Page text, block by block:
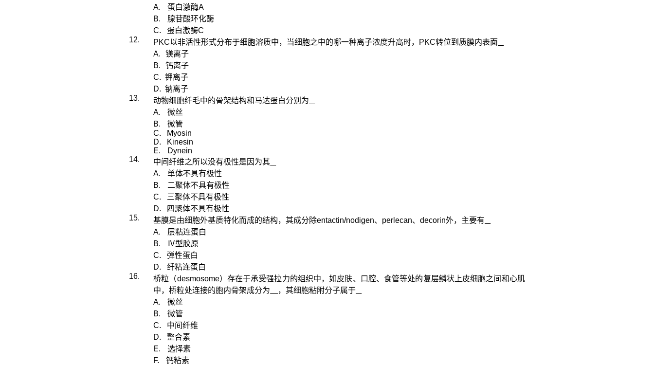
A.
蛋白激酶A
B.
腺苷酸环化酶
C.
蛋白激酶C
12.
PKC以非活性形式分布于细胞溶质中，当细胞之中的哪一种离子浓度升高时， PKC转位到质膜内表面
A.
镁离子
B.
钙离子
C. 钾离子
D. 钠离子
13.
动物细胞纤毛中的骨架结构和马达蛋白分别为
A.
微丝
B.
微管
C.
Myosin
D.
Kinesin
E.
Dynein
14.
中间纤维之所以没有极性是因为其
A.
单体不具有极性
B.
二聚体不具有极性
C.
三聚体不具有极性
D.
四聚体不具有极性
15.
基膜是由细胞外基质特化而成的结构，其成分除entactin/nodigen、 perlecan、decorin外，主要有
A.
层粘连蛋白
B.
Ⅳ型胶原
C.
弹性蛋白
D.
纤粘连蛋白
16.
桥粒（desmosome）存在于承受强拉力的组织中，如皮肤、口腔、食管等处的复层鳞状上皮细胞之间和心肌
中，桥粒处连接的胞内骨架成分为
，其细胞粘附分子属于
A.
微丝
B.
微管
C.
中间纤维
D.
整合素
E.
选择素
F.
钙粘素